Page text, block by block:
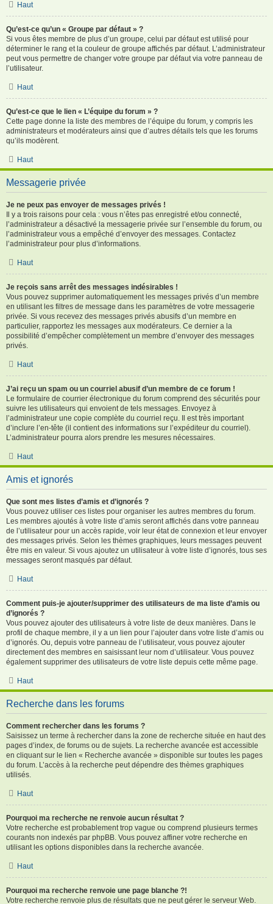
Haut
Qu’est-ce qu’un « Groupe par défaut » ?
Si vous êtes membre de plus d’un groupe, celui par défaut est utilisé pour
déterminer le rang et la couleur de groupe affichés par défaut. L’administrateur
peut vous permettre de changer votre groupe par défaut via votre panneau de
l’utilisateur.
Haut
Qu’est-ce que le lien « L’équipe du forum » ?
Cette page donne la liste des membres de l’équipe du forum, y compris les
administrateurs et modérateurs ainsi que d’autres détails tels que les forums
qu’ils modèrent.
Haut
Messagerie privée
Je ne peux pas envoyer de messages privés !
Il y a trois raisons pour cela : vous n’êtes pas enregistré et/ou connecté,
l’administrateur a désactivé la messagerie privée sur l’ensemble du forum, ou
l’administrateur vous a empêché d’envoyer des messages. Contactez
l’administrateur pour plus d’informations.
Haut
Je reçois sans arrêt des messages indésirables !
Vous pouvez supprimer automatiquement les messages privés d’un membre
en utilisant les filtres de message dans les paramètres de votre messagerie
privée. Si vous recevez des messages privés abusifs d’un membre en
particulier, rapportez les messages aux modérateurs. Ce dernier a la
possibilité d’empêcher complètement un membre d’envoyer des messages
privés.
Haut
J’ai reçu un spam ou un courriel abusif d’un membre de ce forum !
Le formulaire de courrier électronique du forum comprend des sécurités pour
suivre les utilisateurs qui envoient de tels messages. Envoyez à
l’administrateur une copie complète du courriel reçu. Il est très important
d’inclure l’en-tête (il contient des informations sur l’expéditeur du courriel).
L’administrateur pourra alors prendre les mesures nécessaires.
Haut
Amis et ignorés
Que sont mes listes d’amis et d’ignorés ?
Vous pouvez utiliser ces listes pour organiser les autres membres du forum.
Les membres ajoutés à votre liste d’amis seront affichés dans votre panneau
de l’utilisateur pour un accès rapide, voir leur état de connexion et leur envoyer
des messages privés. Selon les thèmes graphiques, leurs messages peuvent
être mis en valeur. Si vous ajoutez un utilisateur à votre liste d’ignorés, tous ses
messages seront masqués par défaut.
Haut
Comment puis-je ajouter/supprimer des utilisateurs de ma liste d’amis ou
d’ignorés ?
Vous pouvez ajouter des utilisateurs à votre liste de deux manières. Dans le
profil de chaque membre, il y a un lien pour l’ajouter dans votre liste d’amis ou
d’ignorés. Ou, depuis votre panneau de l’utilisateur, vous pouvez ajouter
directement des membres en saisissant leur nom d’utilisateur. Vous pouvez
également supprimer des utilisateurs de votre liste depuis cette même page.
Haut
Recherche dans les forums
Comment rechercher dans les forums ?
Saisissez un terme à rechercher dans la zone de recherche située en haut des
pages d’index, de forums ou de sujets. La recherche avancée est accessible
en cliquant sur le lien « Recherche avancée » disponible sur toutes les pages
du forum. L’accès à la recherche peut dépendre des thèmes graphiques
utilisés.
Haut
Pourquoi ma recherche ne renvoie aucun résultat ?
Votre recherche est probablement trop vague ou comprend plusieurs termes
courants non indexés par phpBB. Vous pouvez affiner votre recherche en
utilisant les options disponibles dans la recherche avancée.
Haut
Pourquoi ma recherche renvoie une page blanche ?!
Votre recherche renvoie plus de résultats que ne peut gérer le serveur Web.